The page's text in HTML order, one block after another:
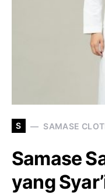
S SAMASE
Samase
yang